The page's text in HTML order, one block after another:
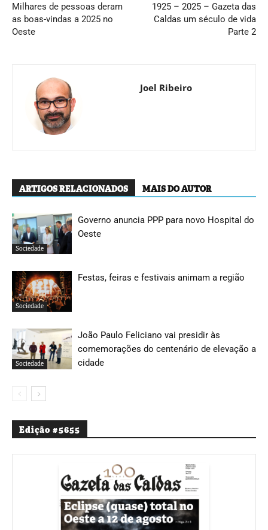
Milhares de pessoas deram
as boas-vindas a 2025 no
Oeste
1925 – 2025 – Gazeta das
Caldas um século de vida
Parte 2
Joel Ribeiro
ARTIGOS RELACIONADOS MAIS DO AUTOR
Sociedade
Governo anuncia PPP para novo Hospital do
Oeste
Sociedade
Festas, feiras e festivais animam a região
Sociedade
João Paulo Feliciano vai presidir às
comemorações do centenário de elevação a
cidade
Edição #5655